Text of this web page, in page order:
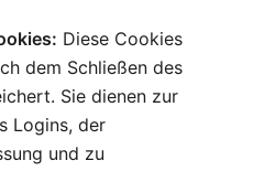
Diese Cookies
dem Schließen des
Sie dienen zur
Logins, der
und zu